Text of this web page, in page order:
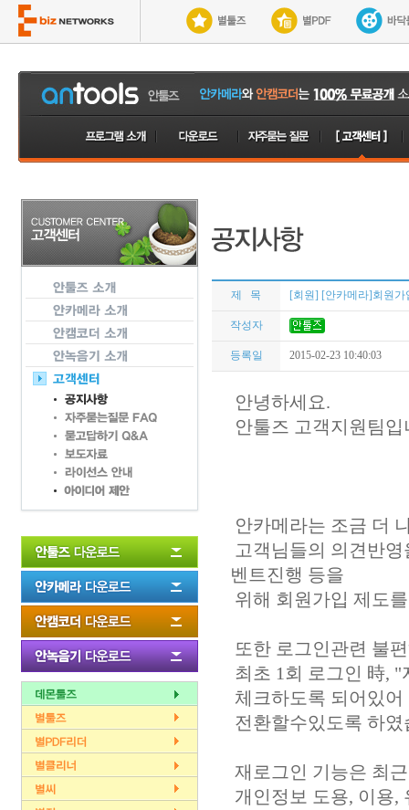
제 목 [회원] [안카메라]회원가
작성자
등록일 2015-02-23 10:40:03
안녕하세요.
안툴즈 고객지원팀입
안카메라는 조금 더
고객님들의 의견반
벤트진행 등을
위해 회원가입 제도
또한 로그인관련 불
최초 1회 로그인 時,
체크하도록 되어있
전환할수있도록 하였
재로그인 기능은 최
개인정보 도용, 이용,